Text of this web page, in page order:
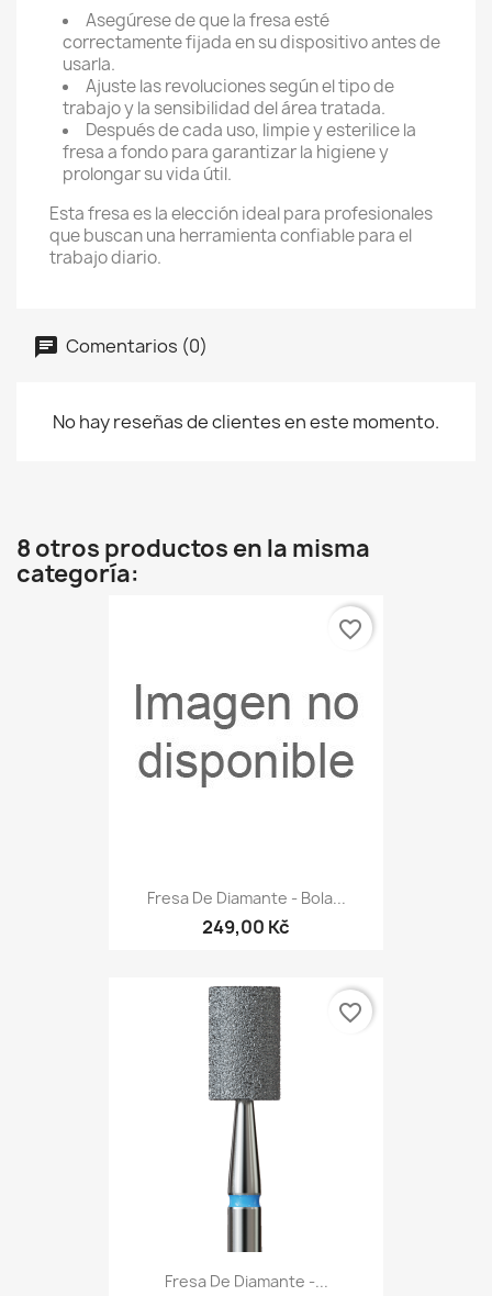
Asegúrese de que la fresa esté
correctamente fijada en su dispositivo antes de
usarla.
Ajuste las revoluciones según el tipo de
trabajo y la sensibilidad del área tratada.
Después de cada uso, limpie y esterilice la
fresa a fondo para garantizar la higiene y
prolongar su vida útil.
Esta fresa es la elección ideal para profesionales
que buscan una herramienta confiable para el
trabajo diario.
Comentarios (0)
No hay reseñas de clientes en este momento.
8 otros productos en la misma
categoría:
Fresa De Diamante - Bola...
249,00 Kč
favorite_border
Fresa De Diamante -...
favorite_border